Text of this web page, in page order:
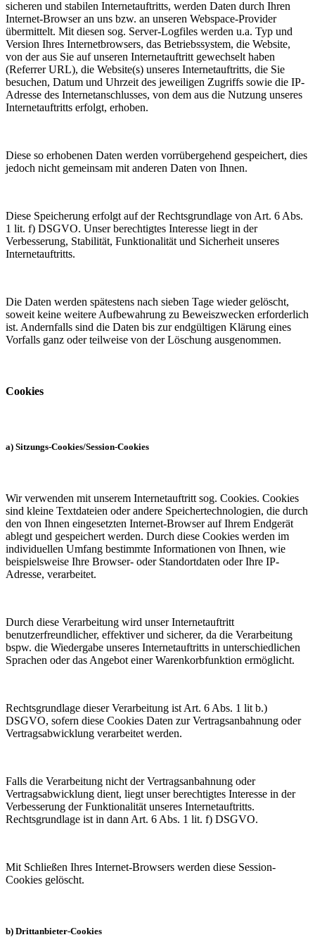
sicheren und stabilen Internetauftritts, werden Daten durch Ihren
Internet-Browser an uns bzw. an unseren Webspace-Provider
übermittelt. Mit diesen sog. Server-Logfiles werden u.a. Typ und
Version Ihres Internetbrowsers, das Betriebssystem, die Website,
von der aus Sie auf unseren Internetauftritt gewechselt haben
(Referrer URL), die Website(s) unseres Internetauftritts, die Sie
besuchen, Datum und Uhrzeit des jeweiligen Zugriffs sowie die IP-
Adresse des Internetanschlusses, von dem aus die Nutzung unseres
Internetauftritts erfolgt, erhoben.
Diese so erhobenen Daten werden vorrübergehend gespeichert, dies
jedoch nicht gemeinsam mit anderen Daten von Ihnen.
Diese Speicherung erfolgt auf der Rechtsgrundlage von Art. 6 Abs.
1 lit. f) DSGVO. Unser berechtigtes Interesse liegt in der
Verbesserung, Stabilität, Funktionalität und Sicherheit unseres
Internetauftritts.
Die Daten werden spätestens nach sieben Tage wieder gelöscht,
soweit keine weitere Aufbewahrung zu Beweiszwecken erforderlich
ist. Andernfalls sind die Daten bis zur endgültigen Klärung eines
Vorfalls ganz oder teilweise von der Löschung ausgenommen.
Cookies
a) Sitzungs-Cookies/Session-Cookies
Wir verwenden mit unserem Internetauftritt sog. Cookies. Cookies
sind kleine Textdateien oder andere Speichertechnologien, die durch
den von Ihnen eingesetzten Internet-Browser auf Ihrem Endgerät
ablegt und gespeichert werden. Durch diese Cookies werden im
individuellen Umfang bestimmte Informationen von Ihnen, wie
beispielsweise Ihre Browser- oder Standortdaten oder Ihre IP-
Adresse, verarbeitet.
Durch diese Verarbeitung wird unser Internetauftritt
benutzerfreundlicher, effektiver und sicherer, da die Verarbeitung
bspw. die Wiedergabe unseres Internetauftritts in unterschiedlichen
Sprachen oder das Angebot einer Warenkorbfunktion ermöglicht.
Rechtsgrundlage dieser Verarbeitung ist Art. 6 Abs. 1 lit b.)
DSGVO, sofern diese Cookies Daten zur Vertragsanbahnung oder
Vertragsabwicklung verarbeitet werden.
Falls die Verarbeitung nicht der Vertragsanbahnung oder
Vertragsabwicklung dient, liegt unser berechtigtes Interesse in der
Verbesserung der Funktionalität unseres Internetauftritts.
Rechtsgrundlage ist in dann Art. 6 Abs. 1 lit. f) DSGVO.
Mit Schließen Ihres Internet-Browsers werden diese Session-
Cookies gelöscht.
b) Drittanbieter-Cookies